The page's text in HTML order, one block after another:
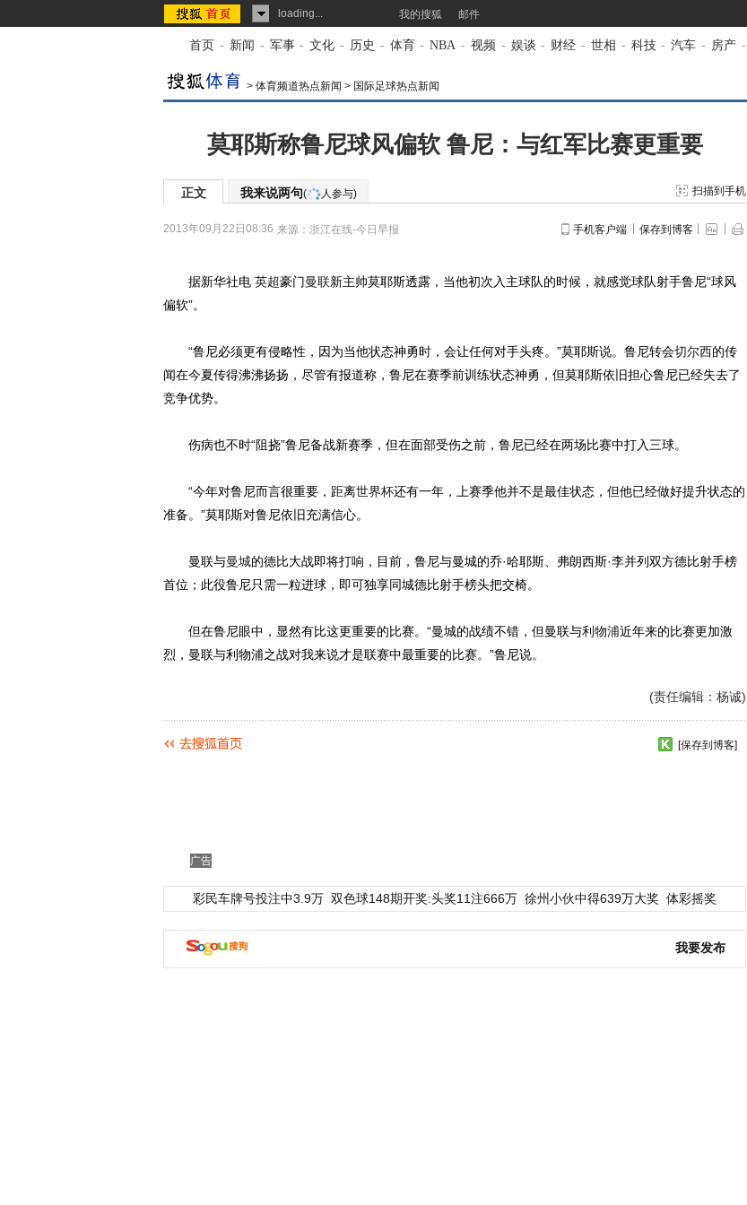
loading... 我的搜狐 邮件
首页 - 新闻 - 军事 - 文化 - 历史 - 体育 - NBA - 视频 - 娱谈 - 财经 - 世相 - 科技 - 汽车 - 房产 -
> 体育频道热点新闻 > 国际足球热点新闻
莫耶斯称鲁尼球风偏软 鲁尼：与红军比赛更重要
正文 我来说两句( 人参与) 扫描到手机
2013年09月22日08:36 来源： 浙江在线-今日早报 手机客户端 保存到博客
据新华社电 英超豪门曼联新主帅莫耶斯透露，当他初次入主球队的时候，就感觉球队射手鲁尼“球风
偏软”。
“鲁尼必须更有侵略性，因为当他状态神勇时，会让任何对手头疼。”莫耶斯说。鲁尼转会切尔西的传
闻在今夏传得沸沸扬扬，尽管有报道称，鲁尼在赛季前训练状态神勇，但莫耶斯依旧担心鲁尼已经失去了
竞争优势。
伤病也不时“阻挠”鲁尼备战新赛季，但在面部受伤之前，鲁尼已经在两场比赛中打入三球。
“今年对鲁尼而言很重要，距离世界杯还有一年，上赛季他并不是最佳状态，但他已经做好提升状态的
准备。”莫耶斯对鲁尼依旧充满信心。
曼联与曼城的德比大战即将打响，目前，鲁尼与曼城的乔·哈耶斯、弗朗西斯·李并列双方德比射手榜
首位；此役鲁尼只需一粒进球，即可独享同城德比射手榜头把交椅。
但在鲁尼眼中，显然有比这更重要的比赛。“曼城的战绩不错，但曼联与利物浦近年来的比赛更加激
烈，曼联与利物浦之战对我来说才是联赛中最重要的比赛。”鲁尼说。
(责任编辑：杨诚)
[保存到博客]
广告
彩民车牌号投注中3.9万 双色球148期开奖:头奖11注666万 徐州小伙中得639万大奖 体彩摇奖
我要发布